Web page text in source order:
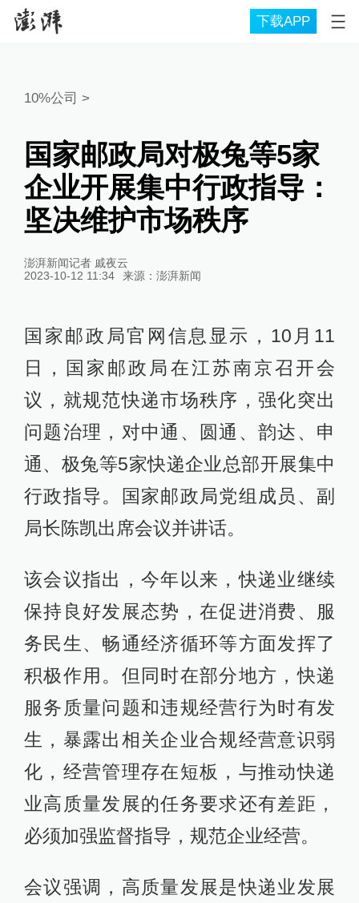
下载APP
10%公司 >
国家邮政局对极兔等5家
企业开展集中行政指导：
坚决维护市场秩序
澎湃新闻记者 戚夜云
2023-10-12 11:34
来源： 澎湃新闻
国家邮政局官网信息显示，10月11
日，国家邮政局在江苏南京召开会
议，就规范快递市场秩序，强化突出
问题治理，对中通、圆通、韵达、申
通、极兔等5家快递企业总部开展集中
行政指导。国家邮政局党组成员、副
局长陈凯出席会议并讲话。
该会议指出，今年以来，快递业继续
保持良好发展态势，在促进消费、服
务民生、畅通经济循环等方面发挥了
积极作用。但同时在部分地方，快递
服务质量问题和违规经营行为时有发
生，暴露出相关企业合规经营意识弱
化，经营管理存在短板，与推动快递
业高质量发展的任务要求还有差距，
必须加强监督指导，规范企业经营。
会议强调，高质量发展是快递业发展